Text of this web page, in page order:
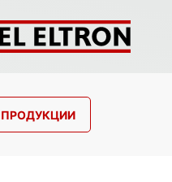
ПРОДУКЦИИ